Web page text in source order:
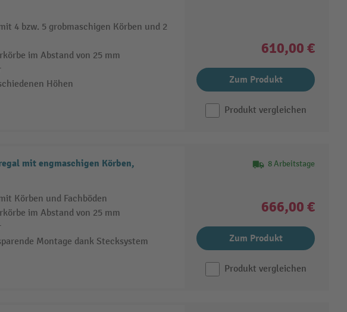
4 bzw. 5 grobmaschigen Körben und 2
im Abstand von 25 mm
Höhen
610,00 €
Zum Produkt
Produkt vergleichen
mit engmaschigen Körben,
Körben und Fachböden
im Abstand von 25 mm
Montage dank Stecksystem
8 Arbeitstage
666,00 €
Zum Produkt
Produkt vergleichen